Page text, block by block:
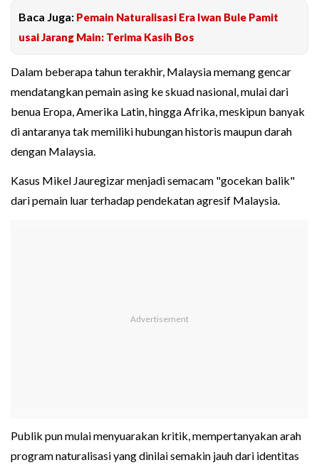
Baca Juga: Pemain Naturalisasi Era Iwan Bule Pamit
usai Jarang Main: Terima Kasih Bos
Dalam beberapa tahun terakhir, Malaysia memang gencar
mendatangkan pemain asing ke skuad nasional, mulai dari
benua Eropa, Amerika Latin, hingga Afrika, meskipun banyak
di antaranya tak memiliki hubungan historis maupun darah
dengan Malaysia.
Kasus Mikel Jauregizar menjadi semacam "gocekan balik"
dari pemain luar terhadap pendekatan agresif Malaysia.
Publik pun mulai menyuarakan kritik, mempertanyakan arah
program naturalisasi yang dinilai semakin jauh dari identitas